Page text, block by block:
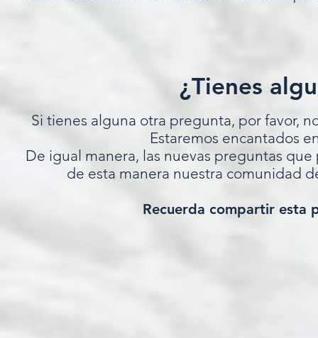
¿Tienes
Si tienes alguna otra pregunta, por favor,
Estaremos encantados
De igual manera, las nuevas preguntas
de esta manera nuestra comunidad
Recuerda compartir esta